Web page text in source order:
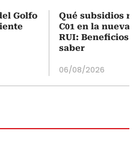
Golfo
Qué subsidios
C01 en la nueva
RUI: Beneficios
saber
06/08/2026